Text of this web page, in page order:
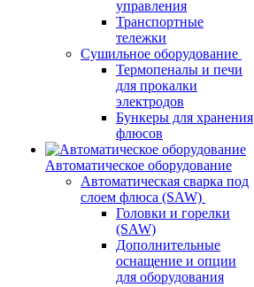
управления
Транспортные
тележки
Сушильное оборудование
Термопеналы и печи
для прокалки
электродов
Бункеры для хранения
флюсов
Автоматическое оборудование
Автоматическая сварка под
слоем флюса (SAW)
Головки и горелки
(SAW)
Дополнительные
оснащение и опции
для оборудования